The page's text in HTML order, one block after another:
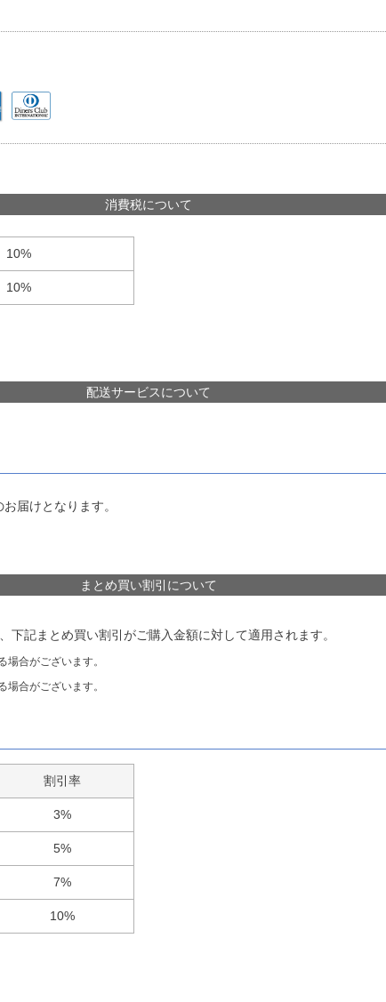
消費税について
10%
10%
配送サービスについて
届けとなります。
まとめ買い割引について
下記まとめ買い割引がご購入金額に対して適用されます。
合がございます。
合がございます。
割引率
3%
5%
7%
10%